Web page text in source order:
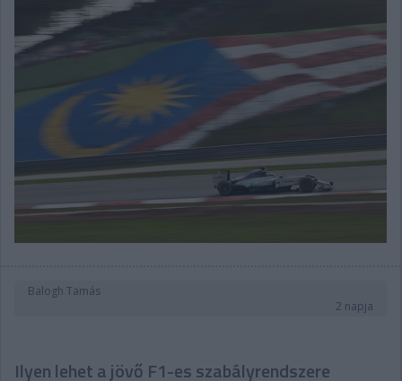
Balogh Tamás
2 napja
Ilyen lehet a jövő F1-es szabályrendszere